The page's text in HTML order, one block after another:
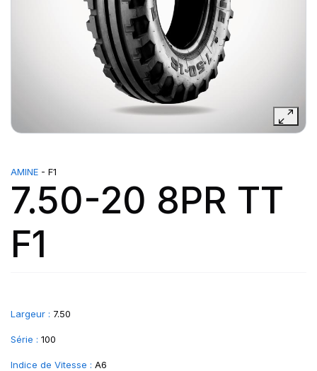
AMINE - F1
7.50-20 8PR TT
F1
Largeur : 7.50
Série : 100
Indice de Vitesse : A6